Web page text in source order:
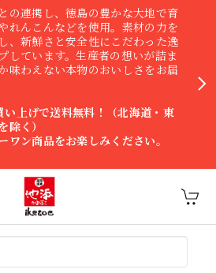
の連携し、徳島の豊かな大地で育
れんこんなどを使用。素材の力を
、新鮮さと安全性にこだわった逸
しています。生産者の想いが詰ま
味わえない本物のおいしさをお届
上げで送料無料！（北海道・東
除く）
ワン商品をお楽しみください。